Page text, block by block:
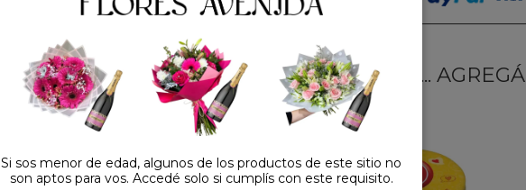
HACELO ESPECIAL... AGREGÁ
Si sos menor de edad, algunos de los productos de este sitio no
son aptos para vos. Accedé solo si cumplís con este requisito.